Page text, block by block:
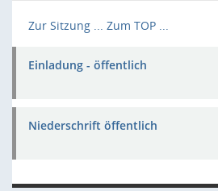
Zur Sitzung ... Zum TOP ...
Einladung - öffentlich
Niederschrift öffentlich